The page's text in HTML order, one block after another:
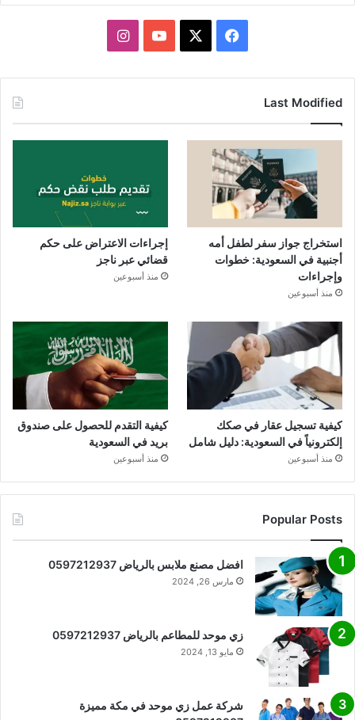
فيسبوك يوتيوبانستقرام
Last Modified
استخراج جواز سفر لطفل أمه
أجنبية في السعودية: خطوات
وإجراءات
منذ أسبوعين
إجراءات الاعتراض على حكم
قضائي عبر ناجز
منذ أسبوعين
كيفية تسجيل عقار في صكك
إلكترونياً في السعودية: دليل شامل
منذ أسبوعين
كيفية التقدم للحصول على صندوق
بريد في السعودية
منذ أسبوعين
Popular Posts
افضل مصنع ملابس بالرياض 0597212937
مارس 26, 2024
زي موحد للمطاعم بالرياض 0597212937
مايو 13, 2024
شركة عمل زي موحد في مكة مميزة